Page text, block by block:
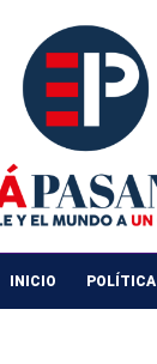
INICIO POLÍTICA